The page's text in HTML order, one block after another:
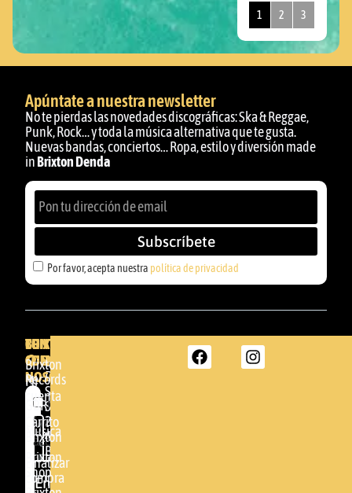
1 2 3
Apúntate a nuestra newsletter
No te pierdas las novedades discográficas: Ska & Reggae,
Punk, Rock… y toda la música alternativa que te gusta.
Nuevas bandas, conciertos… Ropa, estilo y diversión made
in Brixton Denda
Por favor, acepta nuestra política de privacidad
Subscríbete
BRIXTON
DENDA -
SHOP
Somera
24
48005 -
BILBAO
(+34)
BRIXTON
Brixton
Records
GBR
Música
Brixton
Shop
TU
CUENTA
Mi
cuenta
Carrito
Brixton
Finalizar
compra
CONTACTA
CON
NOSOTROS
Por
favor,
acepta
nuestra
política de
Enviar